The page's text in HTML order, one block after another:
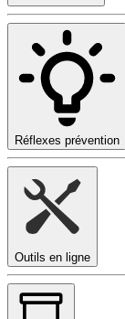
Réflexes prévention
Outils en ligne